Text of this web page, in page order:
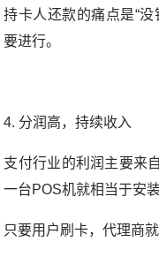
持卡人还款的痛点是“
要进行。
4. 分润高，持续收入
支付行业的利润主要来
一台POS机就相当于安
只要用户刷卡，代理商